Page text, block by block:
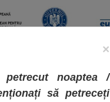
×
petrecut noaptea /
să petreceți